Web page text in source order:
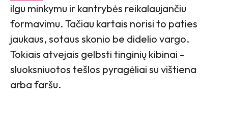
ilgu minkymu ir kantrybės reikalaujančiu
formavimu. Tačiau kartais norisi to paties
jaukaus, sotaus skonio be didelio vargo.
Tokiais atvejais gelbsti tinginių kibinai –
sluoksniuotos tešlos pyragėliai su vištiena
arba faršu.